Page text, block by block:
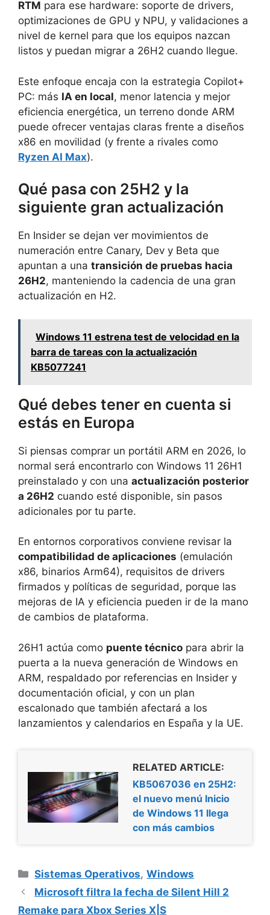
RTM para ese hardware: soporte de drivers,
optimizaciones de GPU y NPU, y validaciones a
nivel de kernel para que los equipos nazcan
listos y puedan migrar a 26H2 cuando llegue.
Este enfoque encaja con la estrategia Copilot+
PC: más IA en local, menor latencia y mejor
eficiencia energética, un terreno donde ARM
puede ofrecer ventajas claras frente a diseños
x86 en movilidad (y frente a rivales como
Ryzen AI Max).
Qué pasa con 25H2 y la
siguiente gran actualización
En Insider se dejan ver movimientos de
numeración entre Canary, Dev y Beta que
apuntan a una transición de pruebas hacia
26H2, manteniendo la cadencia de una gran
actualización en H2.
Windows 11 estrena test de velocidad en la
barra de tareas con la actualización
KB5077241
Qué debes tener en cuenta si
estás en Europa
Si piensas comprar un portátil ARM en 2026, lo
normal será encontrarlo con Windows 11 26H1
preinstalado y con una actualización posterior
a 26H2 cuando esté disponible, sin pasos
adicionales por tu parte.
En entornos corporativos conviene revisar la
compatibilidad de aplicaciones (emulación
x86, binarios Arm64), requisitos de drivers
firmados y políticas de seguridad, porque las
mejoras de IA y eficiencia pueden ir de la mano
de cambios de plataforma.
26H1 actúa como puente técnico para abrir la
puerta a la nueva generación de Windows en
ARM, respaldado por referencias en Insider y
documentación oficial, y con un plan
escalonado que también afectará a los
lanzamientos y calendarios en España y la UE.
RELATED ARTICLE:
KB5067036 en 25H2:
el nuevo menú Inicio
de Windows 11 llega
con más cambios
Categorías
Sistemas Operativos,Windows
Microsoft filtra la fecha de Silent Hill 2
Remake para Xbox Series X|S